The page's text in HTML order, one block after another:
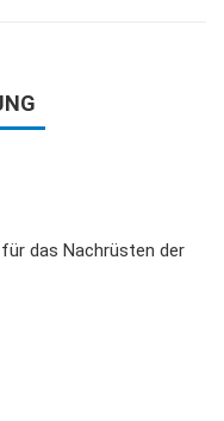
das Nachrüsten der